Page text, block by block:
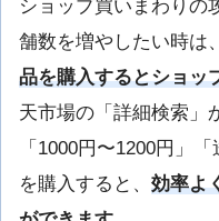
ショップ買いまわりの
舗数を増やしたい時は、
品を購入するとショッ
天市場の「詳細検索」
「1000円〜1200円」
を購入すると、 効率よ